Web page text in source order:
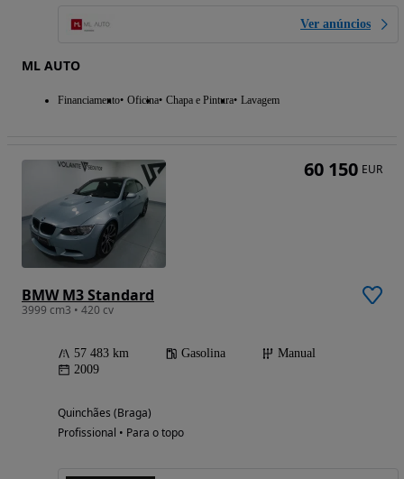
Ver anúncios
ML AUTO
Financiamento Oficina Chapa e Pintura Lavagem
BMW M3 Standard
3999 cm3 • 420 cv
57 483 km Gasolina
Manual
2009
Quinchães (Braga)
Profissional • Para o topo
60 150 EUR